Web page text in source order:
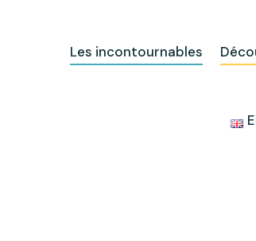
Les incontournables